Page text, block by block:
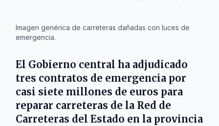
Imagen genérica de carreteras dañadas con luces de
emergencia.
El Gobierno central ha adjudicado
tres contratos de emergencia por
casi siete millones de euros para
reparar carreteras de la Red de
Carreteras del Estado en la provincia